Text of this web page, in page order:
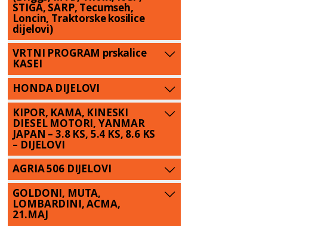
STIGA, SARP, Tecumseh,
Loncin, Traktorske kosilice
dijelovi)
VRTNI PROGRAM prskalice
KASEI
HONDA DIJELOVI
KIPOR, KAMA, KINESKI
DIESEL MOTORI, YANMAR
JAPAN – 3.8 KS, 5.4 KS, 8.6 KS
– DIJELOVI
AGRIA 506 DIJELOVI
GOLDONI, MUTA,
LOMBARDINI, ACMA,
21.MAJ